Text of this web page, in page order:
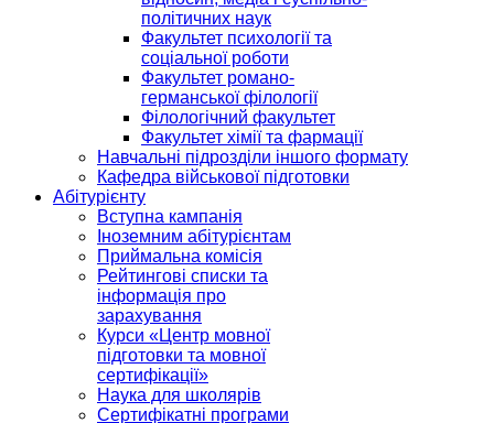
політичних наук
Факультет психології та
соціальної роботи
Факультет романо-
германської філології
Філологічний факультет
Факультет хімії та фармації
Навчальні підрозділи іншого формату
Кафедра військової підготовки
Абітурієнту
Вступна кампанія
Іноземним абітурієнтам
Приймальна комісія
Рейтингові списки та
інформація про
зарахування
Курси «Центр мовної
підготовки та мовної
сертифікації»
Наука для школярів
Сертифікатні програми